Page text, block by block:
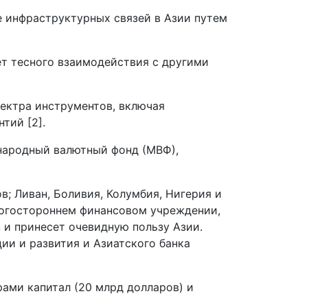
связей в Азии путем
тесного взаимодействия с другими
инструментов, включая
[2].
валютный фонд (МВФ),
Ливан, Боливия, Колумбия, Нигерия и
финансовом учреждении,
принесет очевидную пользу Азии.
и развития и Азиатского банка
капитал (20 млрд долларов) и